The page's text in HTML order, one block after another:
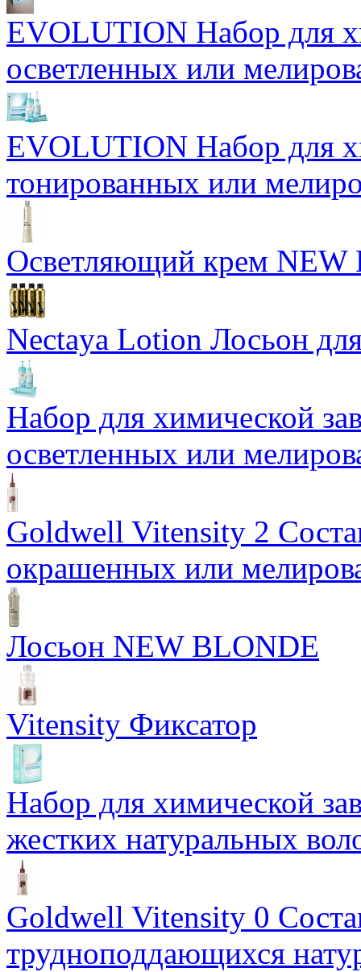
EVOLUTION Набор для
осветленных или
EVOLUTION Набор для
тонированных или
Осветляющий крем NEW
Nectaya Lotion Лосьон
Набор для химической
осветленных или
Goldwell Vitensity 2
окрашенных или
Лосьон NEW BLONDE
Vitensity Фиксатор
Набор для химической
жестких натуральных
Goldwell Vitensity 0
трудноподдающихся